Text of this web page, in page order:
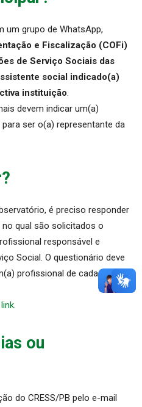
um grupo de WhatsApp,
e Fiscalização (COFi)
de Serviço Sociais das
social indicado(a)
instituição.
devem indicar um(a)
ser o(a) representante da
é preciso responder
qual são solicitados o
responsável e
Social. O questionário deve
profissional de cada equipe.
.
ou
do CRESS/PB pelo e-mail